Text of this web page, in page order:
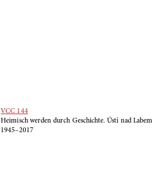
VCC 144
Heimisch werden durch Geschichte. Ústí nad Labem
1945–2017